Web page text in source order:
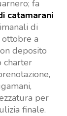
fa
catamarani
di
a
deposito
charter
per
finale.